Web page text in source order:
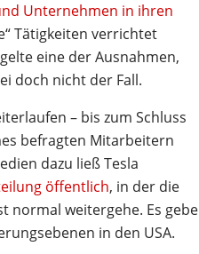
Unternehmen in ihren
Tätigkeiten verrichtet
eine der Ausnahmen,
doch nicht der Fall.
– bis zum Schluss
befragten Mitarbeitern
dazu ließ Tesla
öffentlich, in der die
normal weitergehe. Es gebe
in den USA.